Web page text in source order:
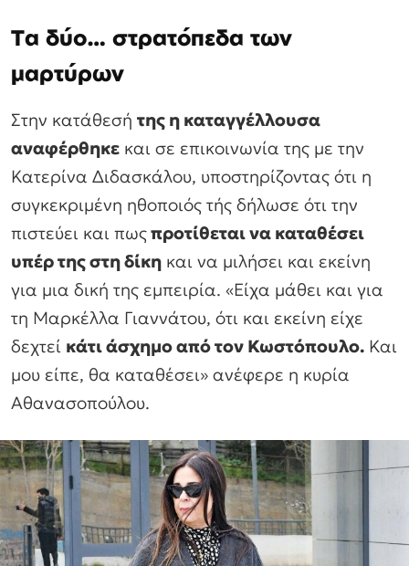
Τα δύο… στρατόπεδα των
μαρτύρων
Στην κατάθεσή της η καταγγέλλουσα
αναφέρθηκε και σε επικοινωνία της με την
Κατερίνα Διδασκάλου, υποστηρίζοντας ότι η
συγκεκριμένη ηθοποιός τής δήλωσε ότι την
πιστεύει και πωςπροτίθεται να καταθέσει
υπέρ της στη δίκη και να μιλήσει και εκείνη
για μια δική της εμπειρία. «Είχα μάθει και για
τη Μαρκέλλα Γιαννάτου, ότι και εκείνη είχε
δεχτεί κάτι άσχημο από τον Κωστόπουλο. Και
μου είπε, θα καταθέσει» ανέφερε η κυρία
Αθανασοπούλου.